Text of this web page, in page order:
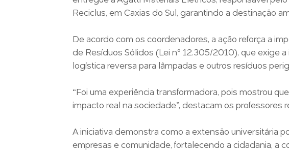
Reciclus, em Caxias do Sul, garantindo a destinação
De acordo com os coordenadores, a ação reforça a
de Resíduos Sólidos (Lei nº 12.305/2010), que exige
logística reversa para lâmpadas e outros resíduos
“Foi uma experiência transformadora, pois mostrou
impacto real na sociedade”, destacam os professores
A iniciativa demonstra como a extensão universitária
empresas e comunidade, fortalecendo a cidadania, a